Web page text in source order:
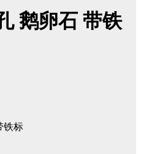
鹅卵石 带铁
铁标